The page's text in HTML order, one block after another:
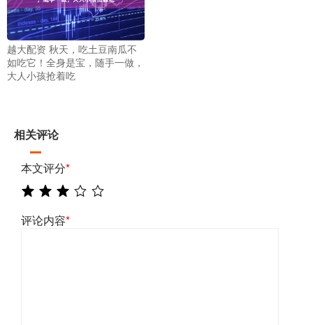
越大配资 秋天，吃土豆南瓜不
如吃它！全身是宝，随手一做，
大人小孩抢着吃
相关评论
本文评分*
评论内容*